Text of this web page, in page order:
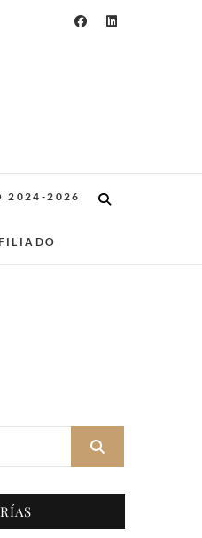
2024-2026
Buscar